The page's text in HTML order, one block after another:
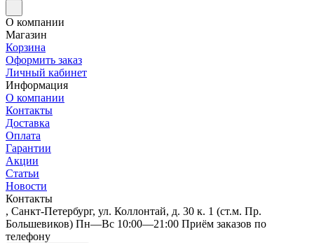
О компании
Магазин
Корзина
Оформить заказ
Личный кабинет
Информация
О компании
Контакты
Доставка
Оплата
Гарантии
Акции
Статьи
Новости
Контакты
, Санкт-Петербург, ул. Коллонтай, д. 30 к. 1 (ст.м. Пр.
Большевиков) Пн—Вс 10:00—21:00 Приём заказов по
телефону